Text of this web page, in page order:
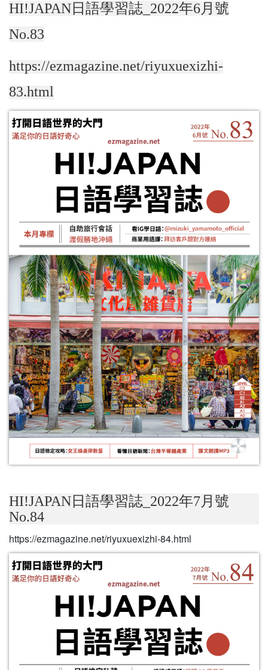
HI!JAPAN日語學習誌_2022年6月號
No.83
https://ezmagazine.net/riyuxuexizhi-
83.html
HI!JAPAN日語學習誌_2022年7月號
No.84
https://ezmagazine.net/riyuxuexizhi-84.html